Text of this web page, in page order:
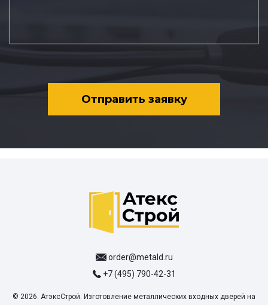
Отправить заявку
order@metald.ru
+7 (495) 790-42-31
© 2026. АтэксСтрой. Изготовление металлических входных дверей на